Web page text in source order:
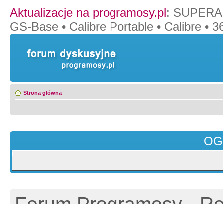
Aktualizacje na programosy.pl:
GS-Base • Calibre Portable • Calibre •
Strona główna